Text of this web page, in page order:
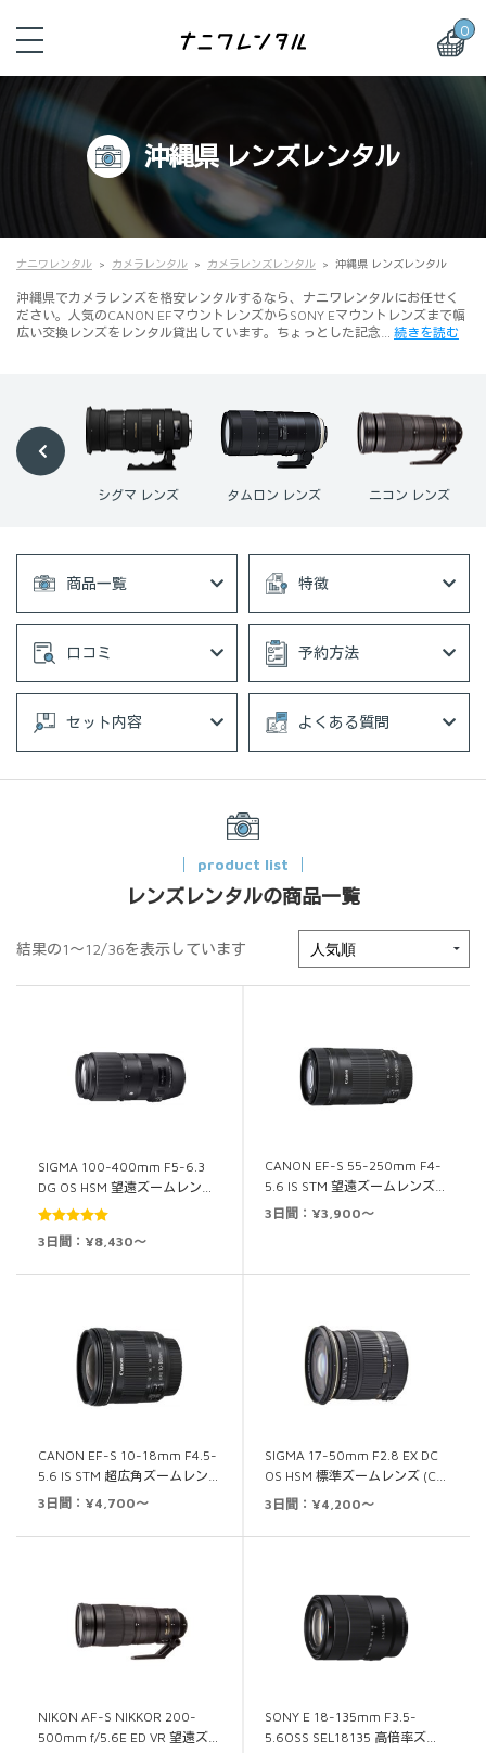
0
沖縄県 レンズレンタル
ナニワレンタル カメラレンタル カメラレンズレンタル 沖縄県 レンズレンタル
沖縄県でカメラレンズを格安レンタルするなら、ナニワレンタルにお任せく
ださい。人気のCANON EFマウントレンズからSONY Eマウントレンズまで幅
広い交換レンズをレンタル貸出しています。ちょっとした記念… 続きを読む
シグマ レンズ タムロン レンズ ニコン レンズ
商品一覧 特徴
口コミ 予約方法
セット内容 よくある質問
product list
レンズレンタルの商品一覧
結果の1～12/36を表示しています
SIGMA 100-400mm F5-6.3
DG OS HSM 望遠ズームレン…
5段階中
3日間：¥8,430～
CANON EF-S 55-250mm F4-
5.6 IS STM 望遠ズームレンズ…
3日間：¥3,900～
CANON EF-S 10-18mm F4.5-
5.6 IS STM 超広角ズームレン…
3日間：¥4,700～
SIGMA 17-50mm F2.8 EX DC
OS HSM 標準ズームレンズ (C…
3日間：¥4,200～
NIKON AF-S NIKKOR 200-
500mm f/5.6E ED VR 望遠ズ…
SONY E 18-135mm F3.5-
5.6OSS SEL18135 高倍率ズ…